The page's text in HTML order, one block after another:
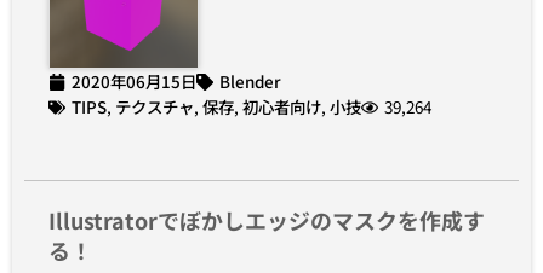
2020年06月15日
Blender
TIPS, テクスチャ, 保存, 初心者向け, 小技 39,264
Illustratorでぼかしエッジのマスクを作成す
る！